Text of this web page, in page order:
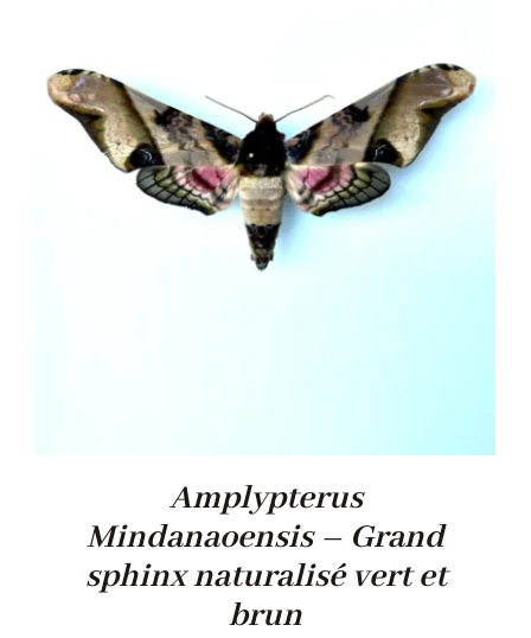
Amplypterus
Mindanaoensis – Grand
sphinx naturalisé vert et
brun